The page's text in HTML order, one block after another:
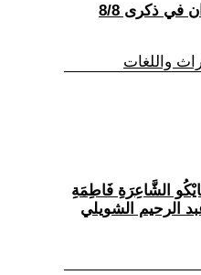
واللغات
الشَّاعِرَةِ فَاطِمَةِ
الرحيم الشويلي